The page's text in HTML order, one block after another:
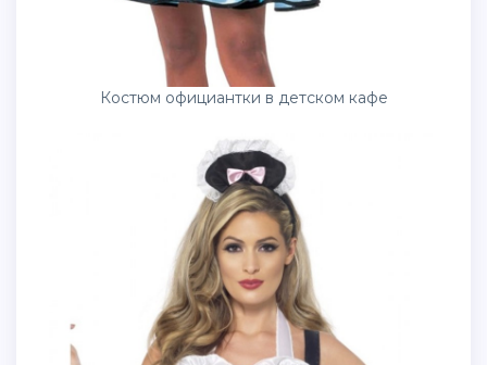
Костюм официантки в детском кафе